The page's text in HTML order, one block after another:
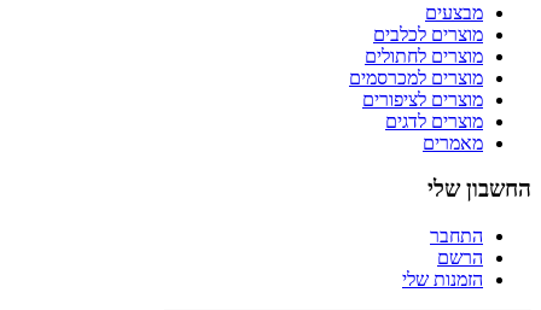
מבצעים
מוצרים לכלבים
מוצרים לחתולים
מוצרים למכרסמים
מוצרים לציפורים
מוצרים לדגים
מאמרים
החשבון שלי
התחבר
הרשם
הזמנות שלי